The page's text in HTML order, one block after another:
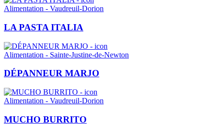
Alimentation - Vaudreuil-Dorion
LA PASTA ITALIA
Alimentation - Sainte-Justine-de-Newton
DÉPANNEUR MARJO
Alimentation - Vaudreuil-Dorion
MUCHO BURRITO